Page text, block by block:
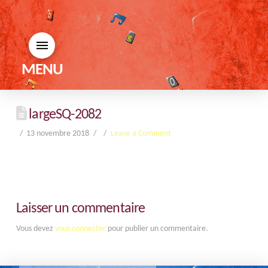
MENU
largeSQ-2082
13 novembre 2018 Leave a Comment
Laisser un commentaire
Vous devez vous connecterpour publier un commentaire.